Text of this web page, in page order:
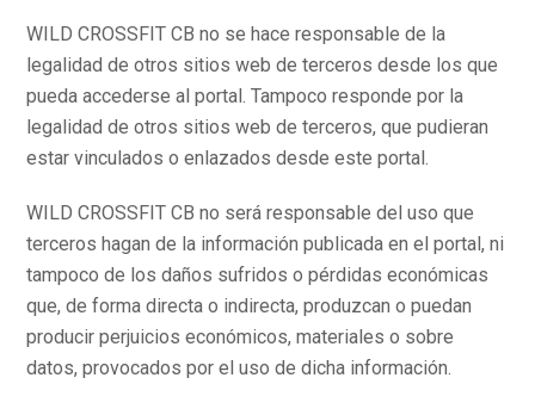
WILD CROSSFIT CB no se hace responsable de la
legalidad de otros sitios web de terceros desde los que
pueda accederse al portal. Tampoco responde por la
legalidad de otros sitios web de terceros, que pudieran
estar vinculados o enlazados desde este portal.
WILD CROSSFIT CB no será responsable del uso que
terceros hagan de la información publicada en el portal, ni
tampoco de los daños sufridos o pérdidas económicas
que, de forma directa o indirecta, produzcan o puedan
producir perjuicios económicos, materiales o sobre
datos, provocados por el uso de dicha información.